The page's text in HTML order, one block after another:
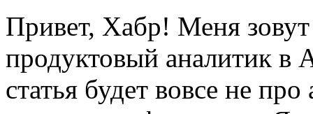
Привет, Хабр! Меня
продуктовый аналитик в
статья будет вовсе не